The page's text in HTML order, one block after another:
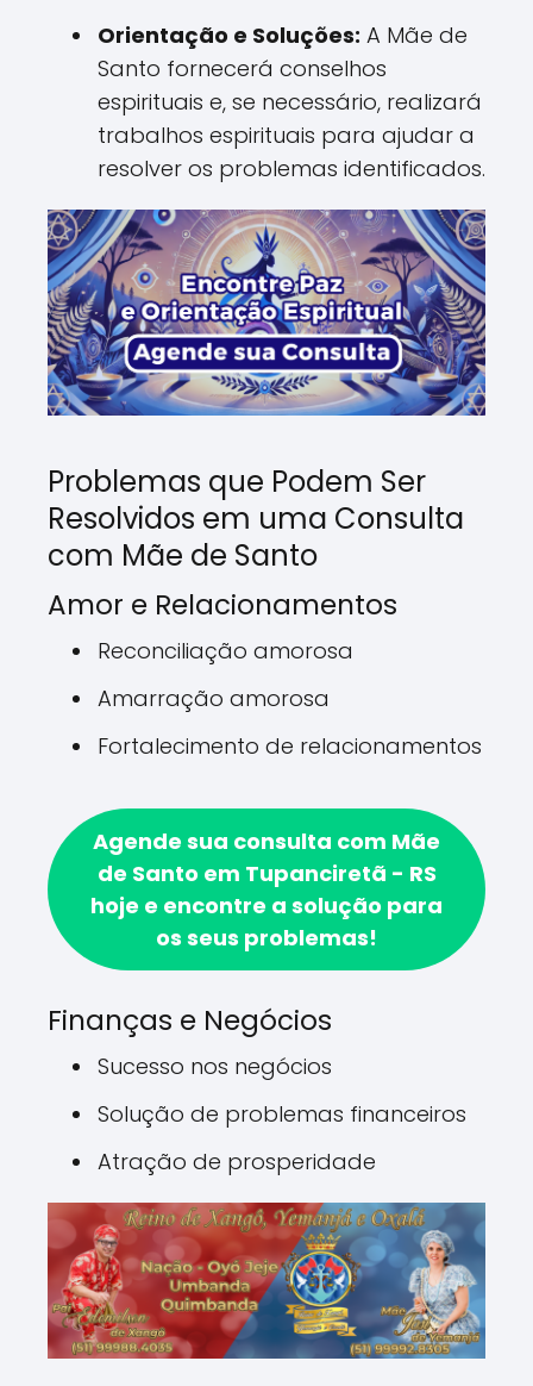
Orientação e Soluções: A Mãe de
Santo fornecerá conselhos
espirituais e, se necessário, realizará
trabalhos espirituais para ajudar a
resolver os problemas identificados.
Problemas que Podem Ser
Resolvidos em uma Consulta
com Mãe de Santo
Amor e Relacionamentos
Reconciliação amorosa
Amarração amorosa
Fortalecimento de relacionamentos
Agende sua consulta com Mãe
de Santo em Tupanciretã - RS
hoje e encontre a solução para
os seus problemas!
Finanças e Negócios
Sucesso nos negócios
Solução de problemas financeiros
Atração de prosperidade